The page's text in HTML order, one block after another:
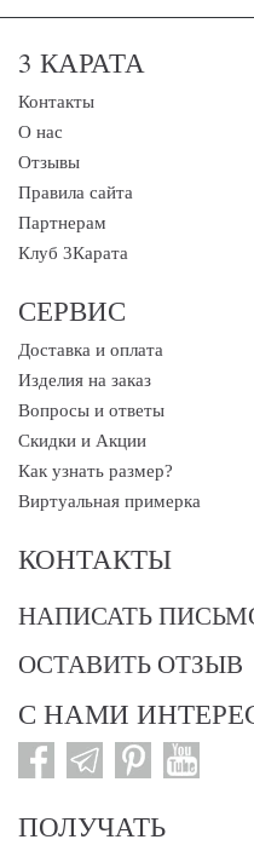
3 КАРАТА
Контакты
О нас
Отзывы
Правила сайта
Партнерам
Клуб 3Карата
СЕРВИС
Доставка и оплата
Изделия на заказ
Вопросы и ответы
Скидки и Акции
Как узнать размер?
Виртуальная примерка
КОНТАКТЫ
НАПИСАТЬ
ОСТАВИТЬ ОТЗЫВ
С НАМИ
ПОЛУЧАТЬ